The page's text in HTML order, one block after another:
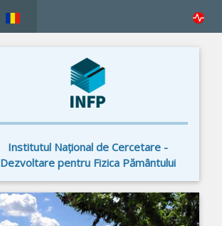
Institutul Naţional de Cercetare -
Dezvoltare pentru Fizica Pământului